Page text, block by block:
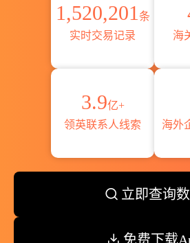
1,520,201 条
实时交易记录
海
3.9亿+
领英联系人线索
海外
立即查询
免费下载